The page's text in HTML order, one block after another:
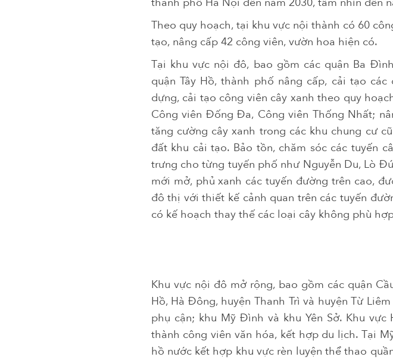
Theo quy hoạch, tại khu vực nội thành có 60
tạo, nâng cấp 42 công viên, vườn hoa hiện có.
Tại khu vực nội đô, bao gồm các quận Ba
quận Tây Hồ, thành phố nâng cấp, cải tạo
dựng, cải tạo công viên cây xanh theo quy
Công viên Đống Đa, Công viên Thống Nhất;
tăng cường cây xanh trong các khu chung cư
đất khu cải tạo. Bảo tồn, chăm sóc các tuyến
trưng cho từng tuyến phố như Nguyễn Du, Lò
mới mở, phủ xanh các tuyến đường trên cao,
đô thị với thiết kế cảnh quan trên các tuyến
có kế hoạch thay thế các loại cây không phù
Khu vực nội đô mở rộng, bao gồm các quận
Hồ, Hà Đông, huyện Thanh Trì và huyện Từ
phụ cận; khu Mỹ Đình và khu Yên Sở. Khu
thành công viên văn hóa, kết hợp du lịch. Tại
hồ nước kết hợp khu vực rèn luyện thể thao